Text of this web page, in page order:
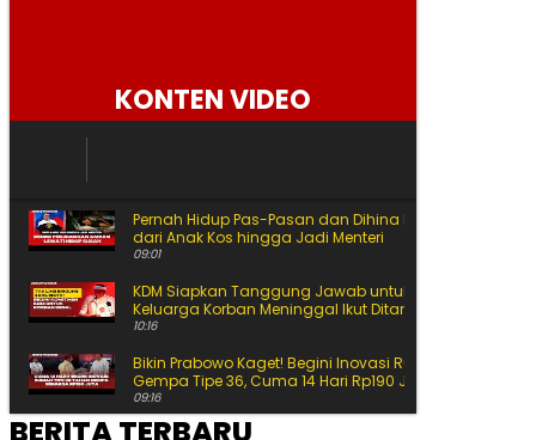
KONTEN VIDEO
Pernah Hidup Pas-Pasan dan Dihina Ini Jalan Amran
dari Anak Kos hingga Jadi Menteri
09:01
KDM Siapkan Tanggung Jawab untuk Korban Begal
Keluarga Korban Meninggal Ikut Ditanggung
10:16
Bikin Prabowo Kaget! Begini Inovasi Rumah Tahan
Gempa Tipe 36, Cuma 14 Hari Rp190 Juta
09:16
Buku SD-SMA Dicek Prabowo Satu per Satu, Begini